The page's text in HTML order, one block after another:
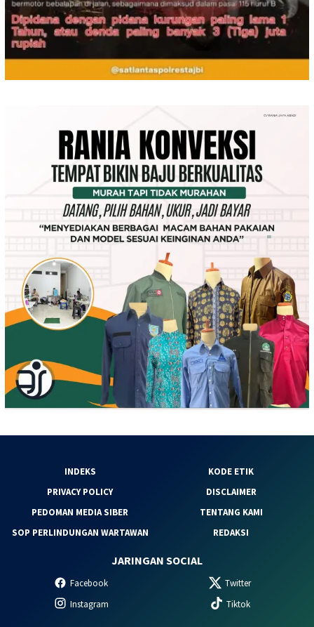
INDEKS
KODE ETIK
PRIVACY POLICY
DISCLAIMER
PEDOMAN MEDIA SIBER
TENTANG KAMI
SOP PERLINDUNGAN WARTAWAN
REDAKSI
JARINGAN SOCIAL
Facebook
Twitter
Instagram
Tiktok